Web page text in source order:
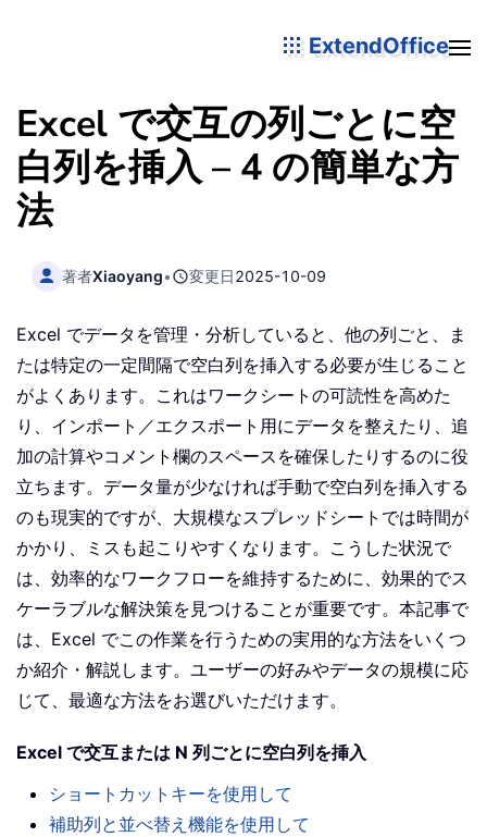
ExtendOffice
Excel で交互の列ごとに空
白列を挿入 – 4 の簡単な方
法
著者Xiaoyang• 変更日2025-10-09
Excel でデータを管理・分析していると、他の列ごと、ま
たは特定の一定間隔で空白列を挿入する必要が生じること
がよくあります。これはワークシートの可読性を高めた
り、インポート／エクスポート用にデータを整えたり、追
加の計算やコメント欄のスペースを確保したりするのに役
立ちます。データ量が少なければ手動で空白列を挿入する
のも現実的ですが、大規模なスプレッドシートでは時間が
かかり、ミスも起こりやすくなります。こうした状況で
は、効率的なワークフローを維持するために、効果的でス
ケーラブルな解決策を見つけることが重要です。本記事で
は、Excel でこの作業を行うための実用的な方法をいくつ
か紹介・解説します。ユーザーの好みやデータの規模に応
じて、最適な方法をお選びいただけます。
Excel で交互または N 列ごとに空白列を挿入
ショートカットキーを使用して
補助列と並べ替え機能を使用して